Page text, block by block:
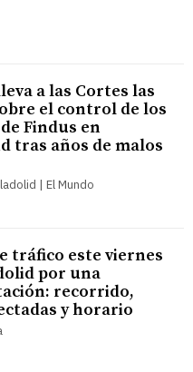
a las Cortes las
el control de los
Findus en
tras años de malos
| El Mundo
tráfico este viernes
por una
recorrido,
y horario